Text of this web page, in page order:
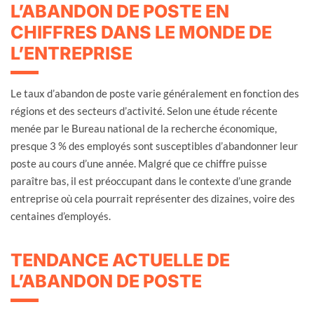
L’ABANDON DE POSTE EN
CHIFFRES DANS LE MONDE DE
L’ENTREPRISE
Le taux d’abandon de poste varie généralement en fonction des
régions et des secteurs d’activité. Selon une étude récente
menée par le Bureau national de la recherche économique,
presque 3 % des employés sont susceptibles d’abandonner leur
poste au cours d’une année. Malgré que ce chiffre puisse
paraître bas, il est préoccupant dans le contexte d’une grande
entreprise où cela pourrait représenter des dizaines, voire des
centaines d’employés.
TENDANCE ACTUELLE DE
L’ABANDON DE POSTE